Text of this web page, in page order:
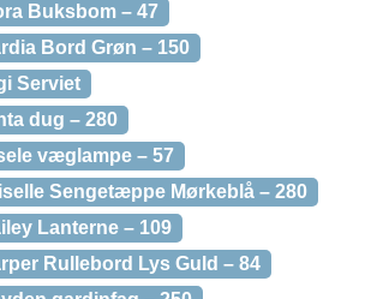
Buksbom – 47
Bord Grøn – 150
Serviet
dug – 280
væglampe – 57
Sengetæppe Mørkeblå – 280
Lanterne – 109
Rullebord Lys Guld – 84